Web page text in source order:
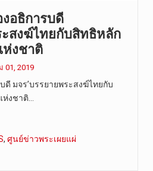
การประกาศใ…
อธิการบดี
ะสงฆ์ไทยกับสิทธิหลัก
งชาติ
01, 2019
ดี มจร’บรรยายพระสงฆ์ไทยกับ
งชาติ…
, ศูนย์ข่าวพระเผยแผ่